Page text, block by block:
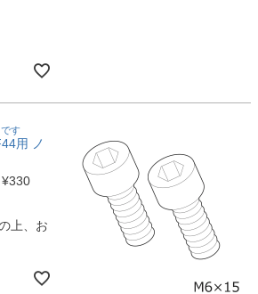
す
用 ノ
¥330
上、お